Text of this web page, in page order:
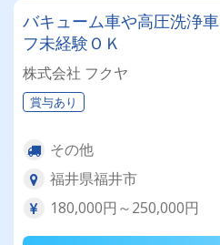
バキューム車や高圧洗浄
フ未経験ＯＫ
株式会社 フクヤ
賞与あり
その他
福井県福井市
180,000円～250,000円